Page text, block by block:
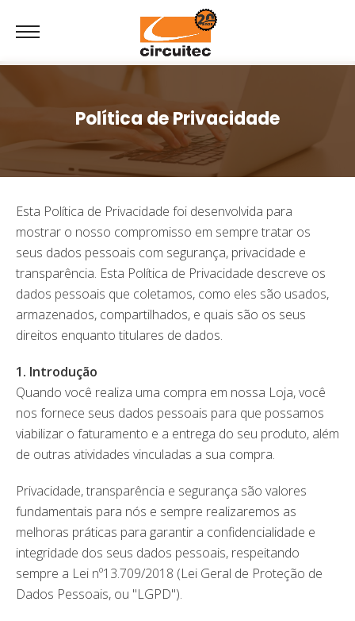
Política de Privacidade
Esta Política de Privacidade foi desenvolvida para
mostrar o nosso compromisso em sempre tratar os
seus dados pessoais com segurança, privacidade e
transparência. Esta Política de Privacidade descreve os
dados pessoais que coletamos, como eles são usados,
armazenados, compartilhados, e quais são os seus
direitos enquanto titulares de dados.
1. Introdução
Quando você realiza uma compra em nossa Loja, você
nos fornece seus dados pessoais para que possamos
viabilizar o faturamento e a entrega do seu produto, além
de outras atividades vinculadas a sua compra.
Privacidade, transparência e segurança são valores
fundamentais para nós e sempre realizaremos as
melhoras práticas para garantir a confidencialidade e
integridade dos seus dados pessoais, respeitando
sempre a Lei nº13.709/2018 (Lei Geral de Proteção de
Dados Pessoais, ou "LGPD").